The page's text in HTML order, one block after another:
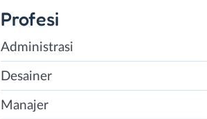
Profesi
Administrasi
Desainer
Manajer